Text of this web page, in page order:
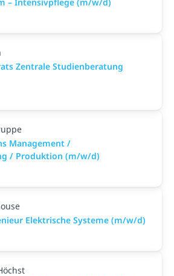
Zentrale Studienberatung
Management /
/ Produktion (m/w/d)
Elektrische Systeme (m/w/d)